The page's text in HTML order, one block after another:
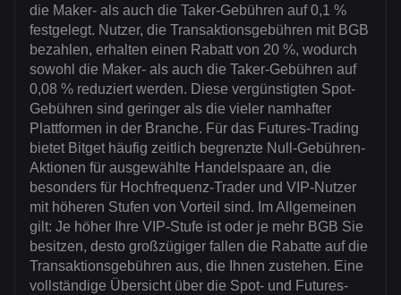
die Maker- als auch die Taker-Gebühren auf 0,1 %
festgelegt. Nutzer, die Transaktionsgebühren mit BGB
bezahlen, erhalten einen Rabatt von 20 %, wodurch
sowohl die Maker- als auch die Taker-Gebühren auf
0,08 % reduziert werden. Diese vergünstigten Spot-
Gebühren sind geringer als die vieler namhafter
Plattformen in der Branche. Für das Futures-Trading
bietet Bitget häufig zeitlich begrenzte Null-Gebühren-
Aktionen für ausgewählte Handelspaare an, die
besonders für Hochfrequenz-Trader und VIP-Nutzer
mit höheren Stufen von Vorteil sind. Im Allgemeinen
gilt: Je höher Ihre VIP-Stufe ist oder je mehr BGB Sie
besitzen, desto großzügiger fallen die Rabatte auf die
Transaktionsgebühren aus, die Ihnen zustehen. Eine
vollständige Übersicht über die Spot- und Futures-